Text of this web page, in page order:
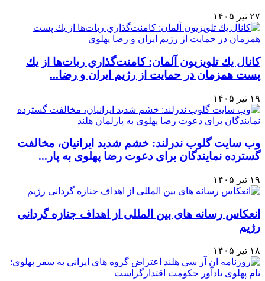
۲۷ تیر ۱۴۰۵
كانال يك تلويزيون آلمان: كامنت‌گذاري ربات‌ها از يك
پست همزمان در حمايت از رژيم ايران و رضا...
۱۹ تیر ۱۴۰۵
وب سایت گلوب ندرلند: خشم شدید ایرانیان، مخالفت
گسترده نمایندگان برای دعوت رضا پهلوی به پار...
۱۹ تیر ۱۴۰۵
انعکاس رسانه های بین المللی از اهداف جنازه گردانی
رژیم
۱۸ تیر ۱۴۰۵